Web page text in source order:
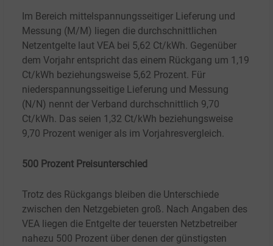
Im Bereich mittelspannungsseitiger Lieferung und
Messung (M/M) liegen die durchschnittlichen
Netzentgelte laut VEA bei 5,62 Ct/kWh. Gegenüber
dem Vorjahr entspricht das einem Rückgang um 1,19
Ct/kWh beziehungsweise 5,62 Prozent. Für
niederspannungsseitige Lieferung und Messung
(N/N) nennt der Verband durchschnittlich 9,70
Ct/kWh. Das seien 1,32 Ct/kWh beziehungsweise
9,70 Prozent weniger als im Vorjahresvergleich.
500 Prozent Preisunterschied
Trotz des Rückgangs bleiben die Unterschiede
zwischen den Netzgebieten groß. Nach Angaben des
VEA liegen die Entgelte der teuersten Netzbetreiber
nahezu 500 Prozent über denen der günstigsten